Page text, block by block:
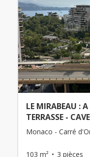
LE MIRABEAU : A
TERRASSE - CAVE
Monaco - Carré
103 m² 3 pièces